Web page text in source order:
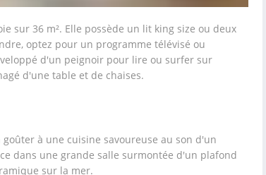
sur 36 m². Elle possède un lit king size ou deux
optez pour un programme télévisé ou
d'un peignoir pour lire ou surfer sur
d'une table et de chaises.
à une cuisine savoureuse au son d'un
dans une grande salle surmontée d'un plafond
sur la mer.